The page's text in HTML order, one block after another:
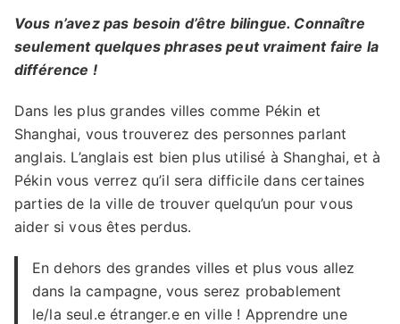
Vous n’avez pas besoin d’être bilingue. Connaître
seulement quelques phrases peut vraiment faire la
différence !
Dans les plus grandes villes comme Pékin et
Shanghai, vous trouverez des personnes parlant
anglais. L’anglais est bien plus utilisé à Shanghai, et à
Pékin vous verrez qu’il sera difficile dans certaines
parties de la ville de trouver quelqu’un pour vous
aider si vous êtes perdus.
En dehors des grandes villes et plus vous allez
dans la campagne, vous serez probablement
le/la seul.e étranger.e en ville ! Apprendre une